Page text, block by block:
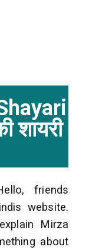
शायरी
friends
website.
Mirza
about